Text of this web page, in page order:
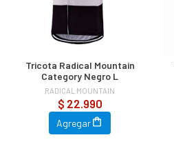
Tricota Radical Mountain
Category Negro L
RADICAL MOUNTAIN
$ 22.990
Agregar